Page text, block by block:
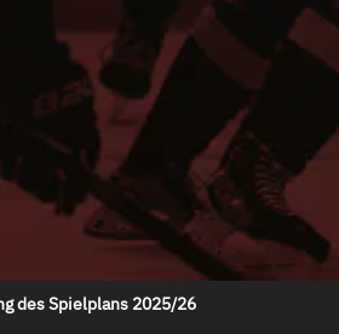
des Spielplans 2025/26